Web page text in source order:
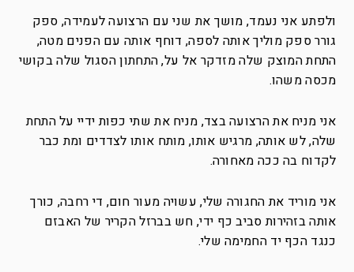
ולפתע אני נעמד, מושך את שני עם הרצועה לעמידה, ספק
גורר ספק מוליך אותה לספה, דוחף אותה עם הפנים מטה,
התחת המוצק שלה מזדקר אל על, התחתון הסגול שלה בקושי
מכסה משהו.
אני מניח את הרצועה בצד, מניח את שתי כפות ידיי על התחת
שלה, לש אותה, מרגיש אותו, מותח אותו לצדדים ומת כבר
לקדוח בה ככה מאחורה.
אני מוריד את החגורה שלי, עשויה מעור חום, די רחבה, כורך
אותה בזהירות סביב כף ידי, חש בברזל הקריר של האבזם
כנגד הכף יד החמימה שלי.